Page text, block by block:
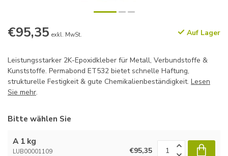
€95,35 exkl. MwSt. Auf Lager
Leistungsstarker 2K-Epoxidkleber für Metall, Verbundstoffe &
Kunststoffe. Permabond ET532 bietet schnelle Haftung,
strukturelle Festigkeit & gute Chemikalienbeständigkeit. Lesen
Sie mehr.
Bitte wählen Sie
A 1 kg
LUB00001109 €95,35